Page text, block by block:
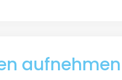
aufnehmen